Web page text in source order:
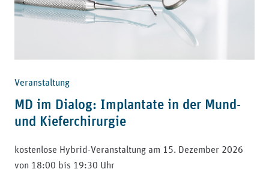
Veranstaltung
MD im Dialog: Implantate in der Mund-
und Kieferchirurgie
kostenlose Hybrid-Veranstaltung am 15. Dezember 2026
von 18:00 bis 19:30 Uhr